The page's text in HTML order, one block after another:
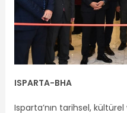
ISPARTA-BHA
Isparta’nın tarihsel,